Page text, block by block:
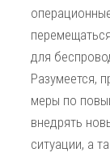
для
Разумеется,
меры по
внедрять
ситуации, а